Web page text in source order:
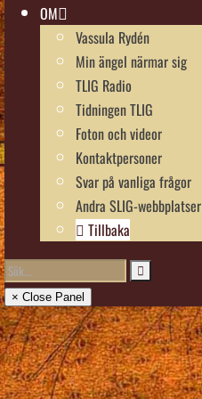
OM
Vassula Rydén
Min ängel närmar sig
TLIG Radio
Tidningen TLIG
Foton och videor
Kontaktpersoner
Svar på vanliga frågor
Andra SLIG-webbplatser
Tillbaka
× Close Panel